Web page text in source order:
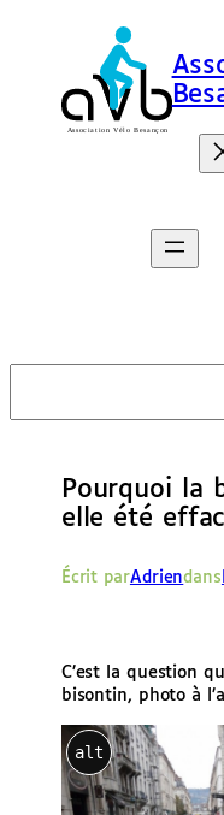
c
Pourquoi la
elle été
Écrit parAdriendans
C’est la question
bisontin, photo à
alt